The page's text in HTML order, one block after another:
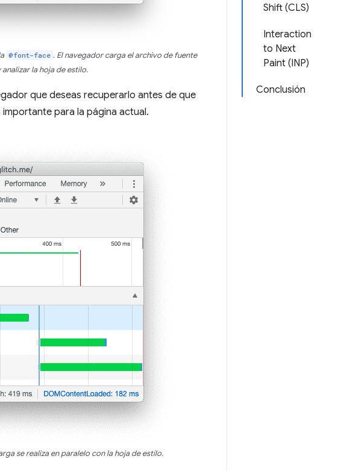
Shift (CLS)
Interaction
to Next
Paint (INP)
Conclusión
@font-face . El navegador carga el archivo de fuente
la hoja de estilo.
que deseas recuperarlo antes de que
para la página actual.
se realiza en paralelo con la hoja de estilo.